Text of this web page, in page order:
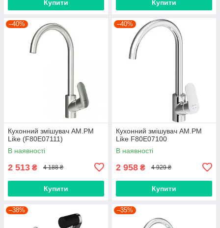
Купити Купити
–40%
Кухонний змішувач AM.PM
Like (F80E07111)
В наявності
2 513 ₴ 4 188 ₴
Купити
–40%
Кухонний змішувач AM.PM
Like F80E07100
В наявності
2 958 ₴ 4 929 ₴
Купити
–38% –35%